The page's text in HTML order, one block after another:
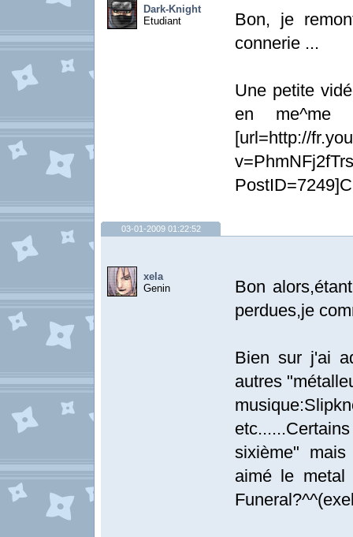
Dark-Knight
Etudiant
Bon, je
connerie ...
Une petite
en
[url=http://
03-01-2009 01:22:52
xela
Genin
Bon
perdues,je
Bien sur j'ai
autres
sixième"
aimé le